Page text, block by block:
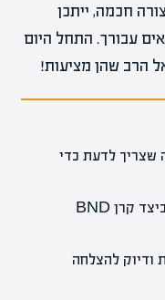
חכמה, ייתכן
עבורך. התחל היום
הרב שהן מציעות!
שצריך לדעת כדי
השווקים הפיננסיים בשינויים: כיצד קרן BND
ודיוק להצלחה